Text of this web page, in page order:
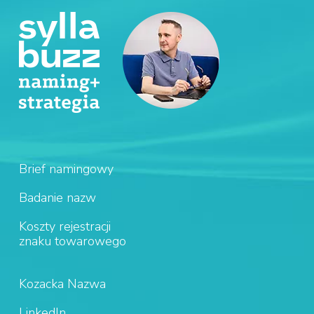
Brief namingowy
Badanie nazw
Koszty rejestracji
znaku towarowego
Kozacka Nazwa